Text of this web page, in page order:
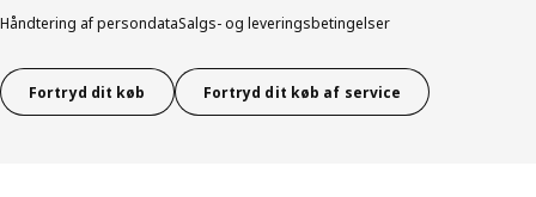
Håndtering af persondataSalgs- og leveringsbetingelser
Fortryd dit køb Fortryd dit køb af service